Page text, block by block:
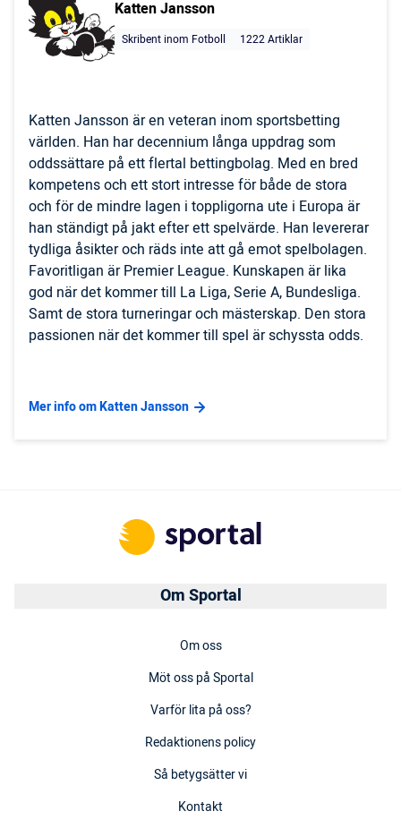
Katten Jansson
Skribent inom Fotboll 1222 Artiklar
Katten Jansson är en veteran inom sportsbetting
världen. Han har decennium långa uppdrag som
oddssättare på ett flertal bettingbolag. Med en bred
kompetens och ett stort intresse för både de stora
och för de mindre lagen i toppligorna ute i Europa är
han ständigt på jakt efter ett spelvärde. Han levererar
tydliga åsikter och räds inte att gå emot spelbolagen.
Favoritligan är Premier League. Kunskapen är lika
god när det kommer till La Liga, Serie A, Bundesliga.
Samt de stora turneringar och mästerskap. Den stora
passionen när det kommer till spel är schyssta odds.
Mer info om Katten Jansson
Om Sportal
Om oss
Möt oss på Sportal
Varför lita på oss?
Redaktionens policy
Så betygsätter vi
Kontakt